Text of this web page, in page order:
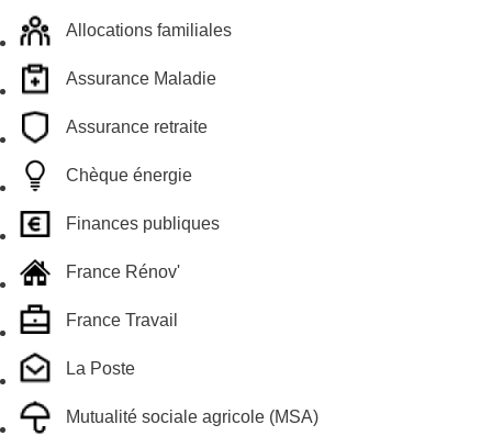
Allocations familiales
Assurance Maladie
Assurance retraite
Chèque énergie
Finances publiques
France Rénov'
France Travail
La Poste
Mutualité sociale agricole (MSA)